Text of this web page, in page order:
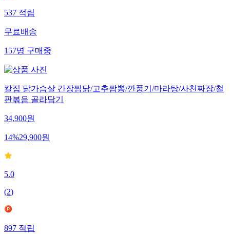
537 적립
무료배송
157명 구매중
칼집 닭가슴살 간장찜닭/고추짬뽕/깐풍기/마라탕/사천짜장/철
판볶음 골라담기
34,900원
14%29,900원
5.0
(2)
897 적립